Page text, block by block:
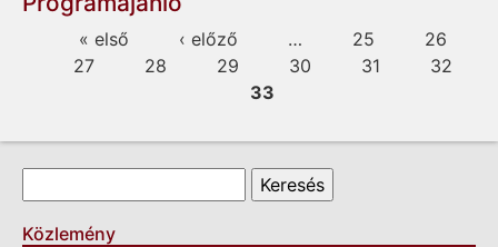
Oldalak« első ‹ előző … 25
26
27
28 29 30 31
32
33
Keresés űrlap
Közlemény